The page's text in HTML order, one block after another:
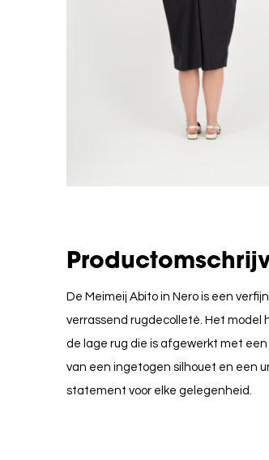
De Meimeij Abito in Nero is een
verrassend rugdecolleté. Het model
de lage rug die is afgewerkt met
van een ingetogen silhouet en een
statement voor elke gelegenheid.